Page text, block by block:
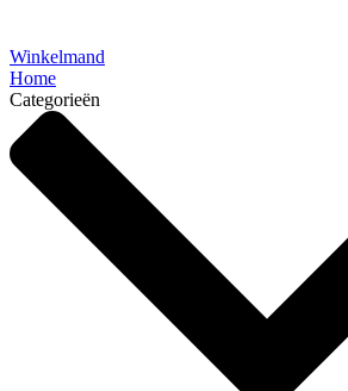
Winkelmand
Home
Categorieën